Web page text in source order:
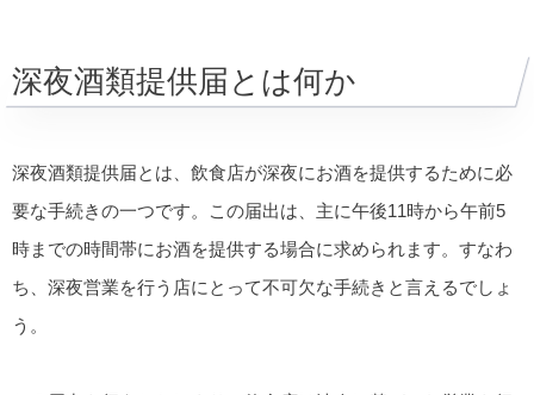
深夜酒類提供届とは何か
深夜酒類提供届とは、飲食店が深夜にお酒を提供するために必
要な手続きの一つです。この届出は、主に午後11時から午前5
時までの時間帯にお酒を提供する場合に求められます。すなわ
ち、深夜営業を行う店にとって不可欠な手続きと言えるでしょ
う。